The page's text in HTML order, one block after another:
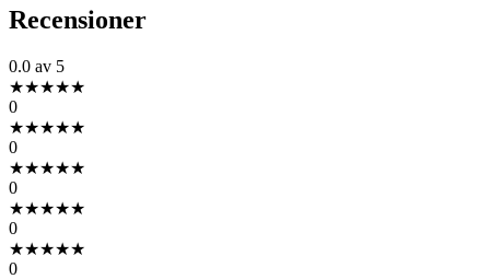
Recensioner
0.0 av 5
★★★★★
0
★★★★★
0
★★★★★
0
★★★★★
0
★★★★★
0